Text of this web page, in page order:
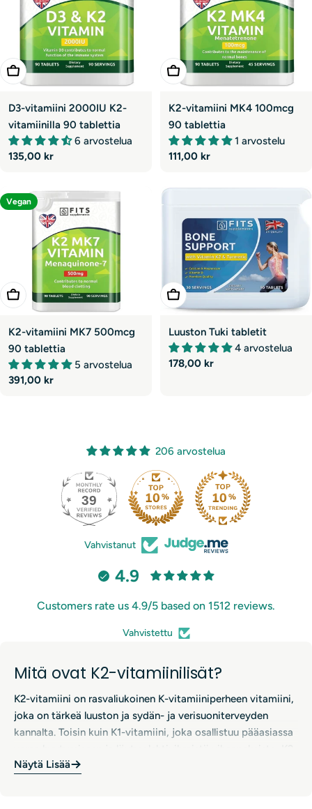
Lisää Ostoskoriin
D3-vitamiini 2000IU K2-
vitamiinilla 90 tablettia
6 arvostelua
Normaali
135,00 kr
Lisää Ostoskoriin
K2-vitamiini MK4 100mcg
90 tablettia
1 arvostelu
Normaali
111,00 kr
Vegan
Lisää Ostoskoriin
K2-vitamiini MK7 500mcg
90 tablettia
5 arvostelua
Normaali
391,00 kr
Lisää Ostoskoriin
Luuston Tuki tabletit
4 arvostelua
Normaali
178,00 kr
206 arvostelua
39
Vahvistanut
4.9
Customers rate us 4.9/5 based on 1512 reviews.
Vahvistettu
Mitä ovat K2-vitamiinilisät?
K2-vitamiini on rasvaliukoinen K-vitamiiniperheen vitamiini,
joka on tärkeä luuston ja sydän- ja verisuoniterveyden
kannalta. Toisin kuin K1-vitamiini, joka osallistuu pääasiassa
vitamiini (menakinonit) ohjaa kalsiumin oikeisiin paikkoihin
Näytä Lisää